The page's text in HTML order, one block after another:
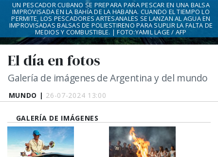
MUNDO | 26-07-2024 13:00
El día en fotos
Galería de imágenes de Argentina y del mundo
UN PESCADOR CUBANO SE PREPARA PARA PESCAR EN UNA BALSA
IMPROVISADA EN LA BAHÍA DE LA HABANA. CUANDO EL TIEMPO LO
PERMITE, LOS PESCADORES ARTESANALES SE LANZAN AL AGUA EN
IMPROVISADAS BALSAS DE POLIESTIRENO PARA SUPLIR LA FALTA DE
MEDIOS Y COMBUSTIBLE. | FOTO:YAMIL LAGE / AFP
GALERÍA DE IMÁGENES